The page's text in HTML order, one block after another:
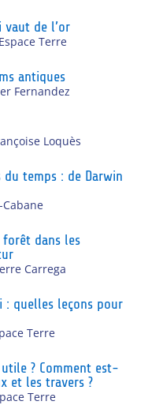
de l’or
Terre
antiques
Fernandez
Loquès
temps : de Darwin
forêt dans les
Carrega
: quelles leçons pour
Terre
? Comment est-
et les travers ?
Terre